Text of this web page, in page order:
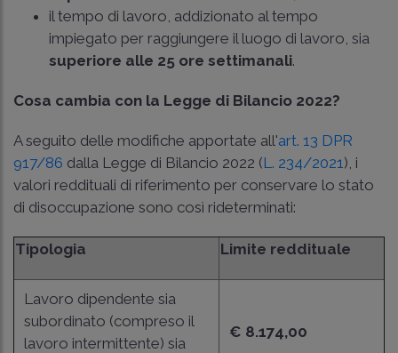
il tempo di lavoro, addizionato al tempo
impiegato per raggiungere il luogo di lavoro, sia
superiore alle 25 ore settimanali.
Cosa cambia con la Legge di Bilancio 2022?
A seguito delle modifiche apportate all'art. 13 DPR
917/86 dalla Legge di Bilancio 2022 (L. 234/2021 ), i
valori reddituali di riferimento per conservare lo stato
di disoccupazione sono così rideterminati:
Tipologia Limite reddituale
Lavoro dipendente sia
subordinato (compreso il
lavoro intermittente) sia
€ 8.174,00